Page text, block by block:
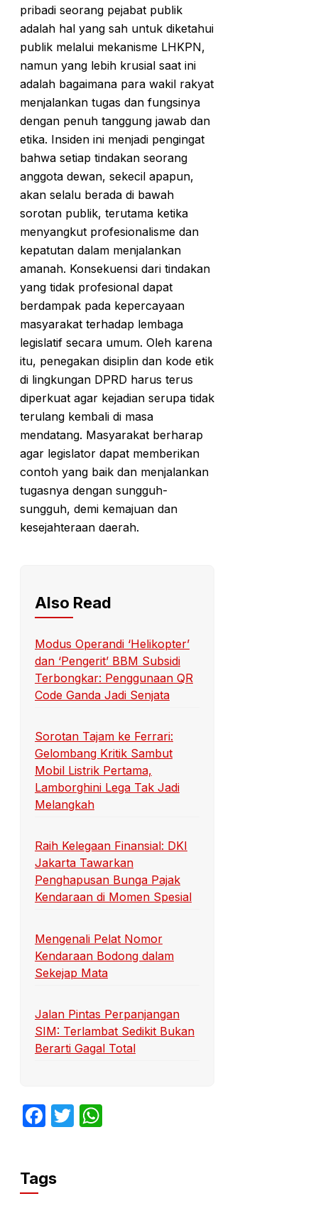
pribadi seorang pejabat publik
adalah hal yang sah untuk diketahui
publik melalui mekanisme LHKPN,
namun yang lebih krusial saat ini
adalah bagaimana para wakil rakyat
menjalankan tugas dan fungsinya
dengan penuh tanggung jawab dan
etika. Insiden ini menjadi pengingat
bahwa setiap tindakan seorang
anggota dewan, sekecil apapun,
akan selalu berada di bawah
sorotan publik, terutama ketika
menyangkut profesionalisme dan
kepatutan dalam menjalankan
amanah. Konsekuensi dari tindakan
yang tidak profesional dapat
berdampak pada kepercayaan
masyarakat terhadap lembaga
legislatif secara umum. Oleh karena
itu, penegakan disiplin dan kode etik
di lingkungan DPRD harus terus
diperkuat agar kejadian serupa tidak
terulang kembali di masa
mendatang. Masyarakat berharap
agar legislator dapat memberikan
contoh yang baik dan menjalankan
tugasnya dengan sungguh-
sungguh, demi kemajuan dan
kesejahteraan daerah.
Also Read
Modus Operandi ‘Helikopter’
dan ‘Pengerit’ BBM Subsidi
Terbongkar: Penggunaan QR
Code Ganda Jadi Senjata
Sorotan Tajam ke Ferrari:
Gelombang Kritik Sambut
Mobil Listrik Pertama,
Lamborghini Lega Tak Jadi
Melangkah
Raih Kelegaan Finansial: DKI
Jakarta Tawarkan
Penghapusan Bunga Pajak
Kendaraan di Momen Spesial
Mengenali Pelat Nomor
Kendaraan Bodong dalam
Sekejap Mata
Jalan Pintas Perpanjangan
SIM: Terlambat Sedikit Bukan
Berarti Gagal Total
Facebook
Twitter
Tags